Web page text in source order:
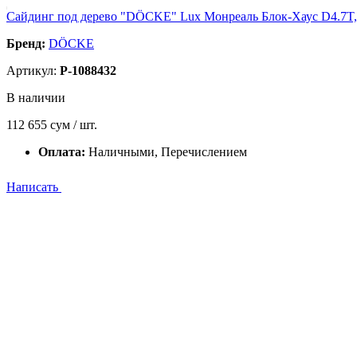
Сайдинг под дерево "DÖCKE" Lux Монреаль Блок-Хаус
Бренд: DÖCKE
Артикул: P-1088432
В наличии
112 655 сум / шт.
Оплата: Наличными, Перечислением
Написать